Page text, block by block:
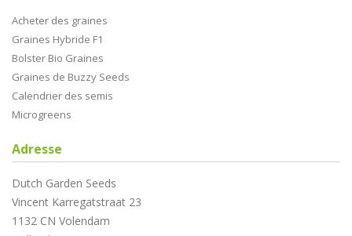
Acheter des graines
Graines Hybride F1
Bolster Bio Graines
Graines de Buzzy Seeds
Calendrier des semis
Microgreens
Adresse
Dutch Garden Seeds
Vincent Karregatstraat 23
1132 CN Volendam